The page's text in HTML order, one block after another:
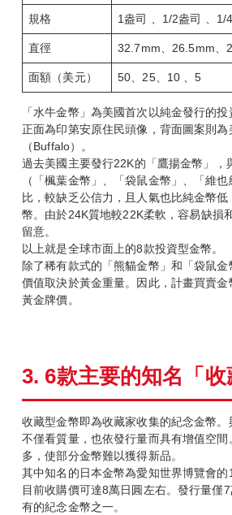
規格 1盎司 、1/2盎司 、1/
直徑 32.7mm、26.5mm、
面額（美元） 50、25、10 、5
「水牛金幣」為美國首次以純金發行的投
正面為印第安原住民頭像，背面圖案則為
（Buffalo）。
過去美國主要發行22K的「鷹揚金幣」，
（「楓葉金幣」、「袋鼠金幣」、「維
比，較缺乏公信力，且人氣也比純金幣
幣。由於24K質地較22K柔軟，容易缺損
留意。
以上就是全球市面上的8款投資型金幣。
除了稀有款式的「熊貓金幣」和「袋鼠
價值取決於黃金重量。因此，計畫買賣
黃金牌價。
3. 6款主要的知名「收
收藏型金幣即為收藏家收集的紀念金幣。
不僅看質量，也依發行量而具有增值空
多，使部分金幣難以獲得新品。
其中知名的日本金幣為愛知世界博覽會
目前收購價可達8萬日圓左右。發行量僅
有的紀念金幣之一。